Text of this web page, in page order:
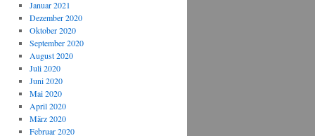
Januar 2021
Dezember 2020
Oktober 2020
September 2020
August 2020
Juli 2020
Juni 2020
Mai 2020
April 2020
März 2020
Februar 2020